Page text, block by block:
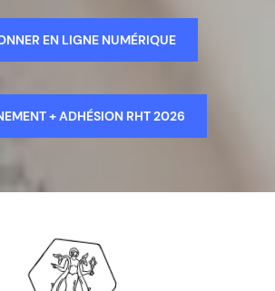
EN LIGNE NUMÉRIQUE
+ ADHÉSION RHT 2026